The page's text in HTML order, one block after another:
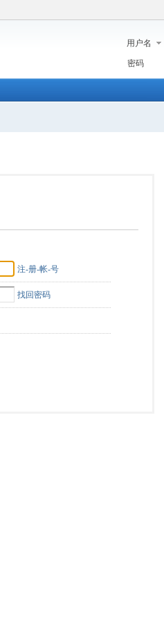
用户名
密码
注-册-帐-号
找回密码